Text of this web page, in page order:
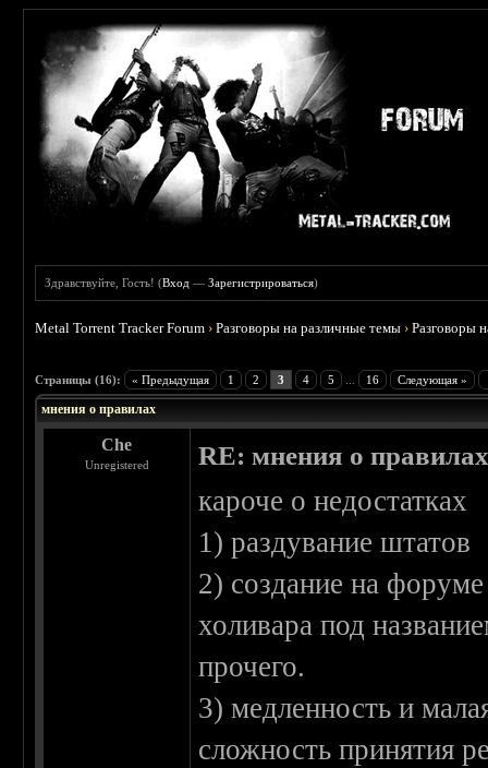
Здравствуйте, Гость! (Вход —Зарегистрироваться)
Metal Torrent Tracker Forum ›Разговоры на различные темы ›Разговоры
Страницы (16): « Предыдущая 1 2 3 4 5 16 Следующая »
мнения о правилах
Che
Unregistered RE: мнения о
кароче о недостатках
1) раздувание штатов
2) создание на
холивара под
прочего.
3) медленность и
сложность принятия